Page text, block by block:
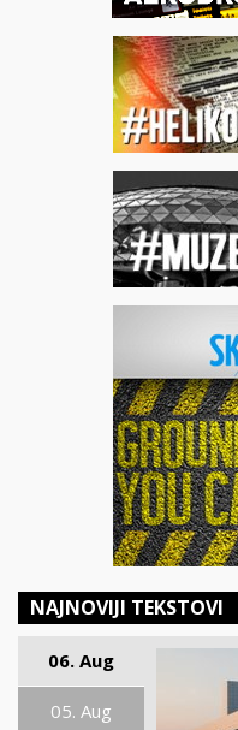
NAJNOVIJI TEKSTOVI
06. Aug
05. Aug